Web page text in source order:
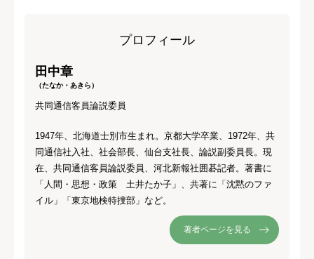
プロフィール
田中章
（たなか・あきら）
共同通信客員論説委員
1947年、北海道士別市生まれ。京都大学卒業、1972年、共
同通信社入社、社会部長、仙台支社長、論説副委員長。現
在、共同通信客員論説委員、河北新報社囲碁記者。著書に
「人間・思想・政策 土井たか子」、共著に「沈黙のファ
イル」「東京地検特捜部」など。
著者ページを見る